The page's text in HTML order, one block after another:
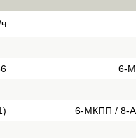
6-
6-МКПП / 8-